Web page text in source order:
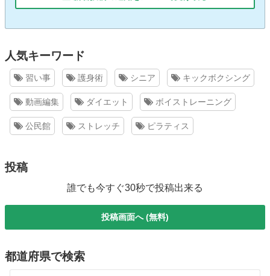
人気キーワード
習い事 護身術 シニア キックボクシング
動画編集 ダイエット ボイストレーニング
公民館 ストレッチ ピラティス
投稿
誰でも今すぐ30秒で投稿出来る
投稿画面へ (無料)
都道府県で検索